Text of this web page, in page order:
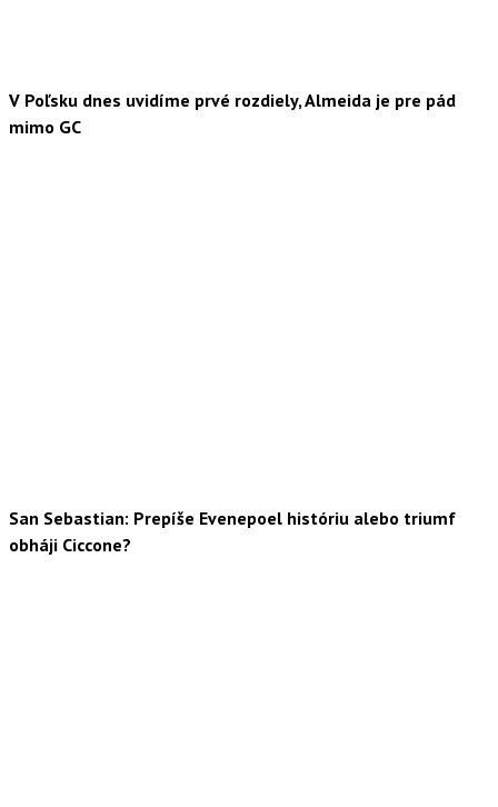
V Poľsku dnes uvidíme prvé rozdiely, Almeida je pre pád
mimo GC
San Sebastian: Prepíše Evenepoel históriu alebo triumf
obháji Ciccone?